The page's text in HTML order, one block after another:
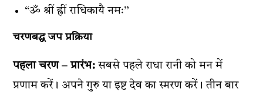
“ॐ श्रीं ह्रीं राधिकायै नमः”
चरणबद्ध जप प्रक्रिया
पहला चरण – प्रारंभ: सबसे पहले राधा रानी को मन में
प्रणाम करें। अपने गुरु या इष्ट देव का स्मरण करें। तीन बार